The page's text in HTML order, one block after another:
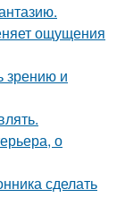
ощущения
зрению и
о
сделать